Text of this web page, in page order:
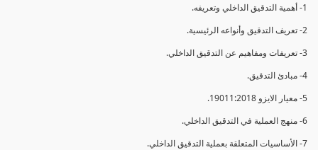
1- أهمية التدقيق الداخلي وتعريفه.
2- تعريف التدقيق وأنواعه الرئيسية.
3- تعريفات ومفاهيم عن التدقيق الداخلي.
4- مبادئ التدقيق.
5- معيار الايزو 19011:2018.
6- منهج العملية في التدقيق الداخلي.
7- الأساسيات المتعلقة بعملية التدقيق الداخلي.